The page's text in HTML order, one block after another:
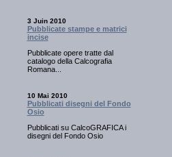
3 Juin 2010
Pubblicate stampe e matrici
incise
Pubblicate opere tratte dal
catalogo della Calcografia
Romana...
10 Mai 2010
Pubblicati disegni del Fondo
Osio
Pubblicati su CalcoGRAFICA i
disegni del Fondo Osio